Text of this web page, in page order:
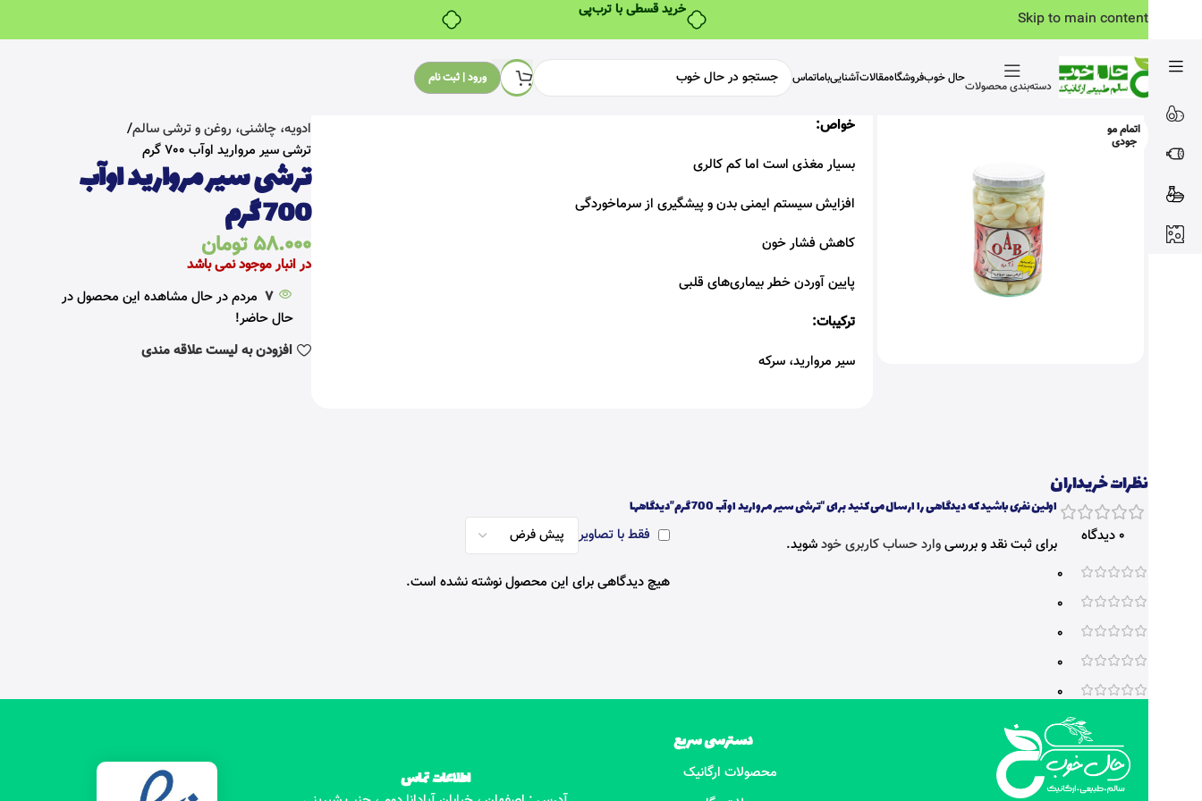
خرید قسطی با ترب‌پی Skip to main content
دسته‌بندی محصولات
حال خوبفروشگاهمقالاتآشنایی‌باماتماس ورود | ثبت نام
اتمام مو
جودی
خواص:
بسیار مغذی است اما کم کالری
افزایش سیستم ایمنی بدن و پیشگیری از سرماخوردگی
کاهش فشار خون
پایین آوردن خطر بیماری‌های قلبی
ترکیبات:
سیر مروارید، سرکه
ادویه، چاشنی، روغن و ترشی سالم
ترشی سیر مروارید اوآب 700 گرم
ترشی سیر مروارید اوآب
700 گرم
58.000 تومان
در انبار موجود نمی باشد
7 مردم در حال مشاهده این محصول در
حال حاضر!
افزودن به لیست علاقه مندی
نظرات خریداران
0 دیدگاه
0
0
0
0
0
دیدگاهها
فقط با تصاویر
هیچ دیدگاهی برای این محصول نوشته نشده است.
اولین نفری باشید که دیدگاهی را ارسال می کنید برای “ترشی سیر مروارید اوآب 700 گرم”
برای ثبت نقد و بررسیوارد حساب کاربری خودشوید.
دسترسی سریع
محصولات ارگانیک
اطلاعات تماس